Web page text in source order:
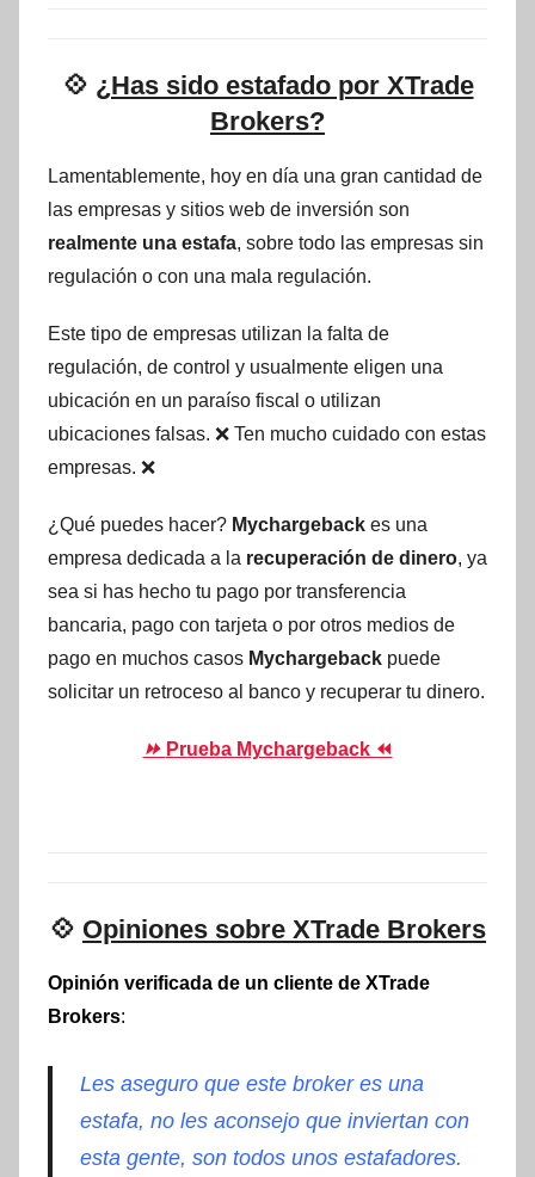
💠 ¿Has sido estafado por XTrade
Brokers?
Lamentablemente, hoy en día una gran cantidad de
las empresas y sitios web de inversión son
realmente una estafa, sobre todo las empresas sin
regulación o con una mala regulación.
Este tipo de empresas utilizan la falta de
regulación, de control y usualmente eligen una
ubicación en un paraíso fiscal o utilizan
ubicaciones falsas. ❌ Ten mucho cuidado con estas
empresas. ❌
¿Qué puedes hacer? Mychargeback es una
empresa dedicada a la recuperación de dinero, ya
sea si has hecho tu pago por transferencia
bancaria, pago con tarjeta o por otros medios de
pago en muchos casos Mychargeback puede
solicitar un retroceso al banco y recuperar tu dinero.
⏩ Prueba Mychargeback ⏪
💠 Opiniones sobre XTrade Brokers
Opinión verificada de un cliente de XTrade
Brokers:
Les aseguro que este broker es una
estafa, no les aconsejo que inviertan con
esta gente, son todos unos estafadores.